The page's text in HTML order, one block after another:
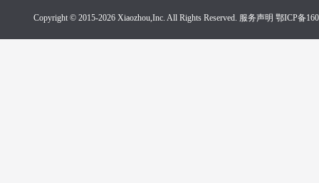
Copyright © 2015-2026 Xiaozhou,Inc. All Rights Reserved. 服务声明 鄂ICP备